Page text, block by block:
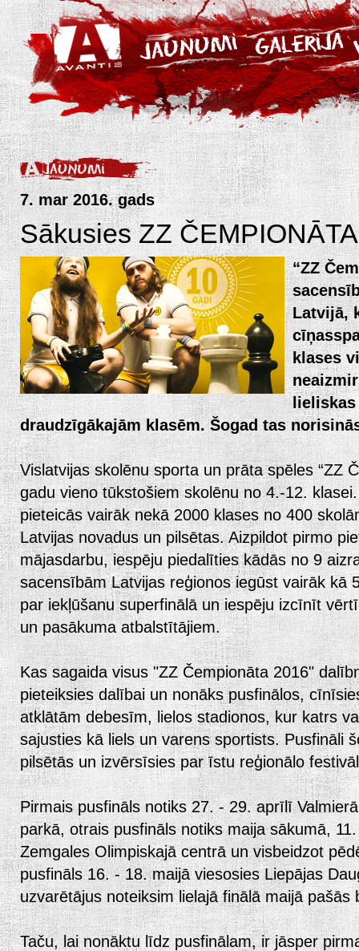
7. mar 2016. gads
Sākusies ZZ
“ZZ
Latvijā,
klases
lieliskas
draudzīgākajām klasēm. Šogad tas
Vislatvijas skolēnu sporta un prāta spēles “ZZ
gadu vieno tūkstošiem skolēnu no 4.-12.
pieteicās vairāk nekā 2000 klases no 400
Latvijas novadus un pilsētas. Aizpildot pirmo
mājasdarbu, iespēju piedalīties kādās no 9
sacensībām Latvijas reģionos iegūst vairāk kā
par iekļūšanu superfinālā un iespēju izcīnīt
un pasākuma atbalstītājiem.
Kas sagaida visus "ZZ Čempionāta 2016"
pieteiksies dalībai un nonāks pusfinālos,
atklātām debesīm, lielos stadionos, kur katrs
sajusties kā liels un varens sportists. Pusfināli
pilsētās un izvērsīsies par īstu reģionālo
Pirmais pusfināls notiks 27. - 29. aprīlī
parkā, otrais pusfināls notiks maija sākumā,
Zemgales Olimpiskajā centrā un visbeidzot
pusfināls 16. - 18. maijā viesosies Liepājas
uzvarētājus noteiksim lielajā finālā maijā pašās
Taču, lai nonāktu līdz pusfinālam, ir jāsper